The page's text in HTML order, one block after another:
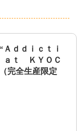
ｄｄｉｃｔｉ
ｔ ＫＹＯＣ
完全生産限定